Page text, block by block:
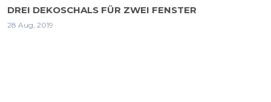
DREI DEKOSCHALS FÜR ZWEI FENSTER
28 Aug, 2019